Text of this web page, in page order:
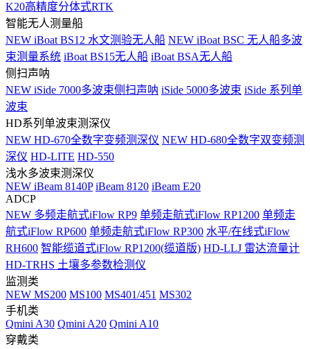
K20高精度分体式RTK
智能无人测量船
NEW iBoat BS12 水文测验无人船 NEW iBoat BSC 无人船多波
束测量系统 iBoat BS15无人船 iBoat BSA无人船
侧扫声呐
NEW iSide 7000多波束侧扫声呐 iSide 5000多波束 iSide 系列单
波束
HD系列单波束测深仪
NEW HD-670全数字变频测深仪 NEW HD-680全数字双变频测
深仪 HD-LITE HD-550
浅水多波束测深仪
NEW iBeam 8140P iBeam 8120 iBeam E20
ADCP
NEW 多频走航式iFlow RP9 单频走航式iFlow RP1200 单频走
航式iFlow RP600 单频走航式iFlow RP300 水平/在线式iFlow
RH600 智能缆道式iFlow RP1200(缆道版) HD-LLJ 雷达流量计
HD-TRHS 土壤多参数检测仪
监测类
NEW MS200 MS100 MS401/451 MS302
手机类
Qmini A30 Qmini A20 Qmini A10
穿戴类